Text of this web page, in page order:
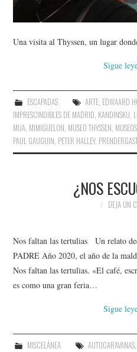
Una visita al Thyssen, un lugar
Sigue
ESCAPADAS ARTE, EDWAARD
IMPRESCINDIBLES DE MADRID, KANDINSKU,
MUA, MIMIGUELON, MUSEO THYSSEN,
PAUL GAUGUIN, PETER HALLEY,
¿NOS
DEJA UN
Nos faltan las tertulias Un relato
PADRE Año 2020, el año de la
Nos faltan las tertulias. «El café,
es como una gran feria…
Sigue
MISCELÁNEA AUTOCARAVANAS,